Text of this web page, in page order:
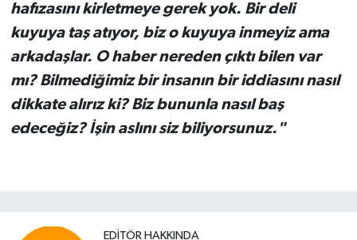
hafızasını kirletmeye gerek yok. Bir deli
kuyuya taş atıyor, biz o kuyuya inmeyiz ama
arkadaşlar. O haber nereden çıktı bilen var
mı? Bilmediğimiz bir insanın bir iddiasını nasıl
dikkate alırız ki? Biz bununla nasıl baş
edeceğiz? İşin aslını siz biliyorsunuz."
EDITÖR HAKKINDA